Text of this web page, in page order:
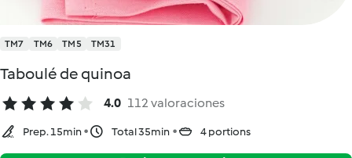
TM7 TM6 TM5 TM31
Taboulé de quinoa
4.0 112 valoraciones
Prep. 15min Total 35min 4 portions